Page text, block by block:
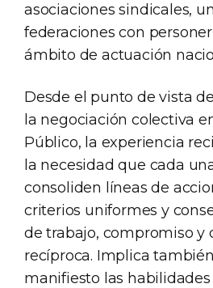
asociaciones sindicales,
federaciones con
ámbito de actuación
Desde el punto de vista
la negociación colectiva
Público, la experiencia
la necesidad que cada
consoliden líneas de
criterios uniformes y
de trabajo, compromiso y
recíproca. Implica
manifiesto las habilidades